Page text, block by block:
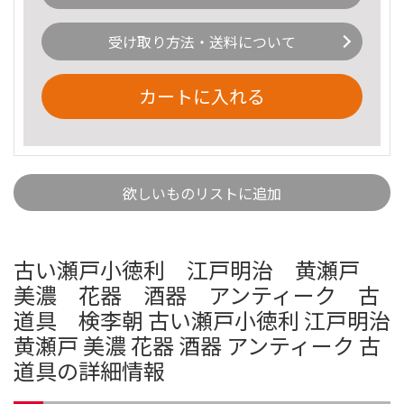
受け取り方法・送料について
カートに入れる
欲しいものリストに追加
古い瀬戸小徳利 江戸明治 黄瀬戸
美濃 花器 酒器 アンティーク 古
道具 検李朝 古い瀬戸小徳利 江戸明治
黄瀬戸 美濃 花器 酒器 アンティーク 古
道具の詳細情報